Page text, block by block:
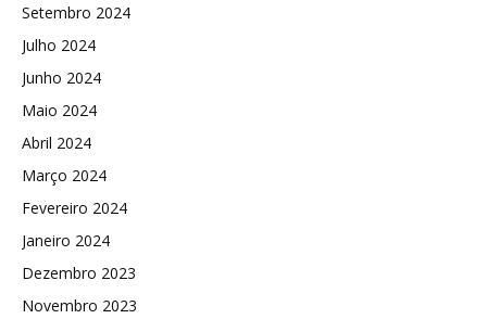
Setembro 2024
Julho 2024
Junho 2024
Maio 2024
Abril 2024
Março 2024
Fevereiro 2024
Janeiro 2024
Dezembro 2023
Novembro 2023